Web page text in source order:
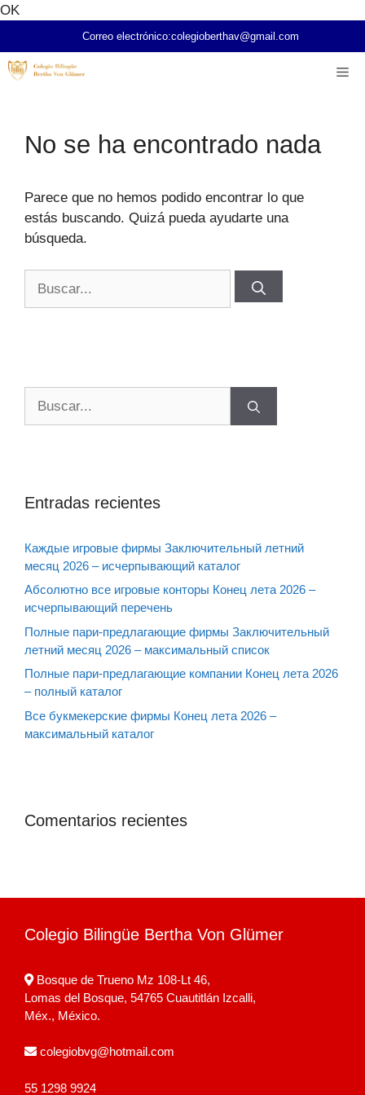
OKSaltar
contenido
Correo electrónico:colegioberthav@gmail.com
No se ha encontrado nada
Parece que no hemos podido encontrar lo que
estás buscando. Quizá pueda ayudarte una
búsqueda.
Entradas recientes
Каждые игровые фирмы Заключительный летний
месяц 2026 – исчерпывающий каталог
Абсолютно все игровые конторы Конец лета 2026 –
исчерпывающий перечень
Полные пари-предлагающие фирмы Заключительный
летний месяц 2026 – максимальный список
Полные пари-предлагающие компании Конец лета 2026
– полный каталог
Все букмекерские фирмы Конец лета 2026 –
максимальный каталог
Comentarios recientes
Colegio Bilingüe Bertha Von Glümer
Bosque de Trueno Mz 108-Lt 46,
Lomas del Bosque, 54765 Cuautitlán Izcalli,
Méx., México.
colegiobvg@hotmail.com
55 1298 9924